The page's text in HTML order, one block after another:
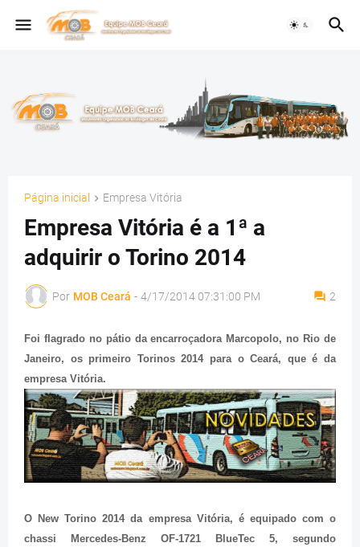
Página inicial Empresa Vitória
Empresa Vitória é a 1ª a
adquirir o Torino 2014
Por MOB Ceará - 4/17/2014 07:31:00 PM 2
Foi flagrado no pátio da encarroçadora Marcopolo, no Rio de
Janeiro, os primeiro Torinos 2014 para o Ceará, que é da
empresa Vitória.
O New Torino 2014 da empresa Vitória, é equipado com o
chassi Mercedes-Benz OF-1721 BlueTec 5, segundo